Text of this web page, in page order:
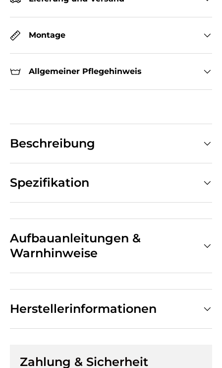
Montage
Allgemeiner Pflegehinweis
Beschreibung
Spezifikation
Aufbauanleitungen &
Warnhinweise
Herstellerinformationen
Zahlung & Sicherheit